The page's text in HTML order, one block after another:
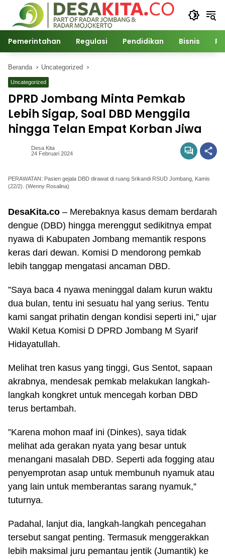
Langsung
konten
Pemerintahan Regulasi Pendidikan Bisnis
Beranda Uncategorized
Uncategorized
DPRD Jombang Minta Pemkab
Lebih Sigap, Soal DBD Menggila
hingga Telan Empat Korban Jiwa
Desa Kita
24 Februari 2024
PERAWATAN: Pasien gejala DBD dirawat di ruang Srikandi RSUD Jombang, Kamis
(22/2). (Wenny Rosalina)
DesaKita.co – Merebaknya kasus demam berdarah
dengue (DBD) hingga merenggut sedikitnya empat
nyawa di Kabupaten Jombang memantik respons
keras dari dewan. Komisi D mendorong pemkab
lebih tanggap mengatasi ancaman DBD.
”Saya baca 4 nyawa meninggal dalam kurun waktu
dua bulan, tentu ini sesuatu hal yang serius. Tentu
kami sangat prihatin dengan kondisi seperti ini,” ujar
Wakil Ketua Komisi D DPRD Jombang M Syarif
Hidayatullah.
Melihat tren kasus yang tinggi, Gus Sentot, sapaan
akrabnya, mendesak pemkab melakukan langkah-
langkah kongkret untuk mencegah korban DBD
terus bertambah.
”Karena mohon maaf ini (Dinkes), saya tidak
melihat ada gerakan nyata yang besar untuk
menangani masalah DBD. Seperti ada fogging atau
penyemprotan asap untuk membunuh nyamuk atau
yang lain untuk memberantas sarang nyamuk,”
tuturnya.
Padahal, lanjut dia, langkah-langkah pencegahan
tersebut sangat penting. Termasuk menggerakkan
lebih maksimal juru pemantau jentik (Jumantik) ke